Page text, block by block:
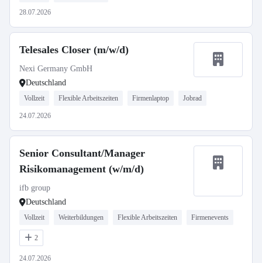
28.07.2026
Telesales Closer (m/w/d)
Nexi Germany GmbH
Deutschland
Vollzeit Flexible Arbeitszeiten Firmenlaptop Jobrad
24.07.2026
Senior Consultant/Manager
Risikomanagement (w/m/d)
ifb group
Deutschland
Vollzeit Weiterbildungen Flexible Arbeitszeiten Firmenevents
2
24.07.2026